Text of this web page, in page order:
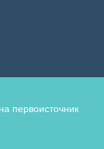
первоисточник